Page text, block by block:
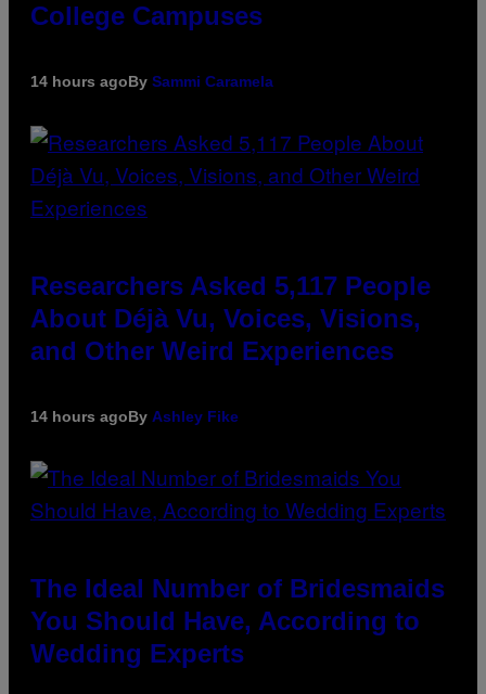
College Campuses
14 hours agoBy Sammi Caramela
Researchers Asked 5,117 People
About Déjà Vu, Voices, Visions,
and Other Weird Experiences
14 hours agoBy Ashley Fike
The Ideal Number of Bridesmaids
You Should Have, According to
Wedding Experts